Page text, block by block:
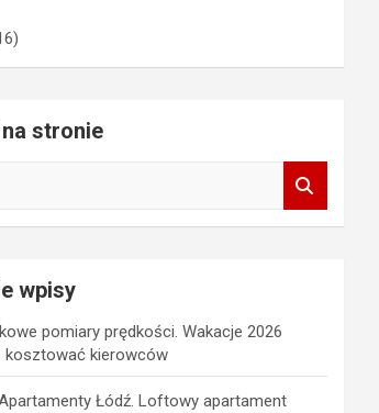
stronie
wpisy
pomiary prędkości. Wakacje 2026
kosztować kierowców
Łódź. Loftowy apartament